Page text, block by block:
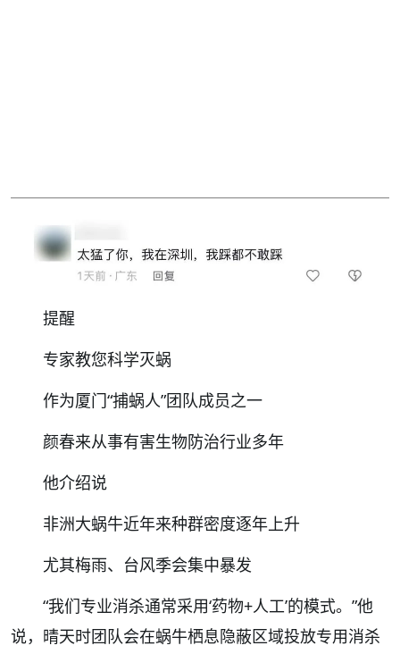
提醒
专家教您科学灭蜗
作为厦门“捕蜗人”团队成员之一
颜春来从事有害生物防治行业多年
他介绍说
非洲大蜗牛近年来种群密度逐年上升
尤其梅雨、台风季会集中暴发
“我们专业消杀通常采用‘药物+人工’的模式。”他
说，晴天时团队会在蜗牛栖息隐蔽区域投放专用消杀